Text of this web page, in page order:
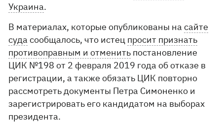
Украина.
В материалах, которые опубликованы насайте
суда сообщалось, что истец просит признать
противоправным и отменить постановление
ЦИК №198 от 2 февраля 2019 года об отказе в
регистрации, а также обязать ЦИК повторно
рассмотреть документы Петра Симоненко и
зарегистрировать его кандидатом на выборах
президента.